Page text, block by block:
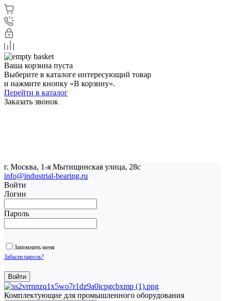
Ваша корзина пуста
Выберите в каталоге интересующий товар
и нажмите кнопку «В корзину».
Перейти в каталог
Заказать звонок
г. Москва, 1-я Мытищинская улица, 28с
info@industrial-bearing.ru
Войти
Логин
Пароль
Запомнить меня
Забыли пароль?
Комплектующие для промышленного оборудования